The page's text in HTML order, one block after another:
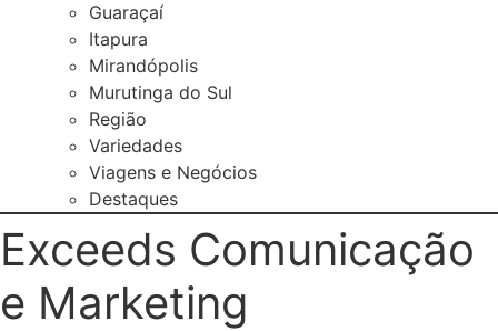
Guaraçaí
Itapura
Mirandópolis
Murutinga do Sul
Região
Variedades
Viagens e Negócios
Destaques
Exceeds Comunicação
e Marketing